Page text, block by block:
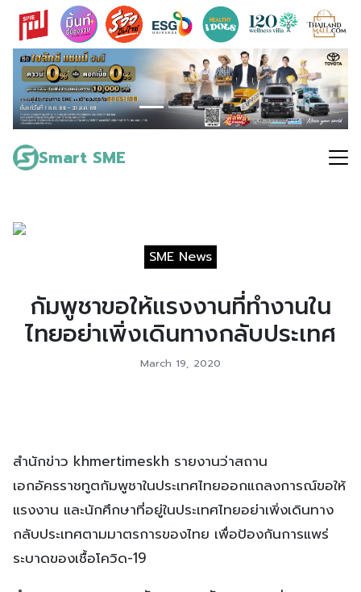
Skip
content
Smart SME
Search
for:
SME News
กัมพูชาขอให้แรงงานที่ทำงานใน
ไทยอย่าเพิ่งเดินทางกลับประเทศ
March 19, 2020
สำนักข่าว khmertimeskh รายงานว่าสถาน
เอกอัครราชทูตกัมพูชาในประเทศไทยออกแถลงการณ์ขอให้
แรงงาน และนักศึกษาที่อยู่ในประเทศไทยอย่าเพิ่งเดินทาง
กลับประเทศตามมาตรการของไทย เพื่อป้องกันการแพร่
ระบาดของเชื้อโควิด-19